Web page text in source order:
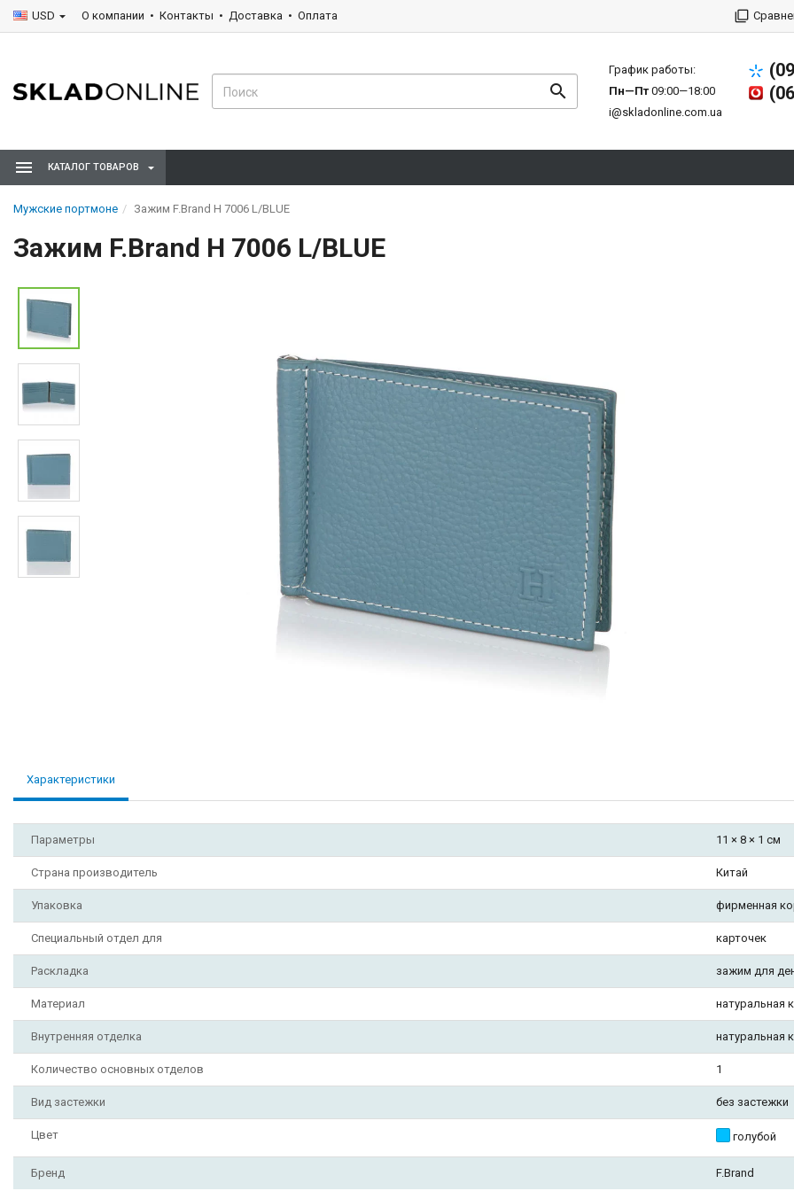
USD О компании Контакты Доставка Оплата
График работы:
Пн—Пт09:00—18:00
i@skladonline.com.ua
КАТАЛОГ ТОВАРОВ
Мужские портмоне Зажим F.Brand H 7006 L/BLUE
Зажим F.Brand H 7006 L/BLUE
Характеристики
Параметры 11 × 8 × 1 см
Страна производитель Китай
Упаковка фирменная
Специальный отдел для карточек
Раскладка зажим для
Материал натуральная
Внутренняя отделка натуральная
Количество основных отделов 1
Вид застежки без застежки
Цвет голубой
Бренд F.Brand